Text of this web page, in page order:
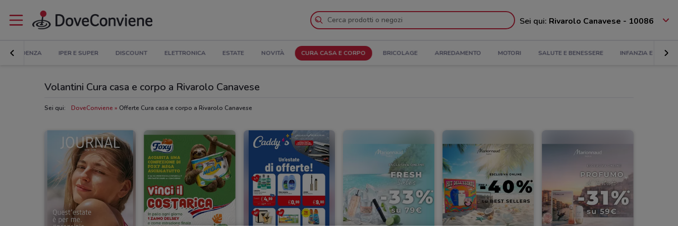
Sei qui: Rivarolo Canavese - 10086
IN EVIDENZA IPER E SUPER DISCOUNT ELETTRONICA ESTATE NOVITÀ CURA CASA E CORPO BRICOLAGE ARREDAMENTO MOTORI SALUTE E BENESSERE INFANZIA E GIOCHI
Volantini Cura casa e corpo a Rivarolo Canavese
Sei qui: DoveConviene Offerte Cura casa e corpo a Rivarolo Canavese